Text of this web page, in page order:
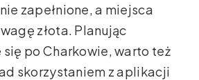
zapełnione, a miejsca
złota. Planując
po Charkowie, warto też
skorzystaniem z aplikacji